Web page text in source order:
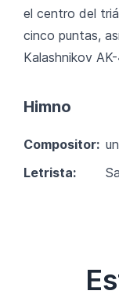
el centro del
cinco puntas,
Kalashnikov
Himno
Compositor:
Letrista: